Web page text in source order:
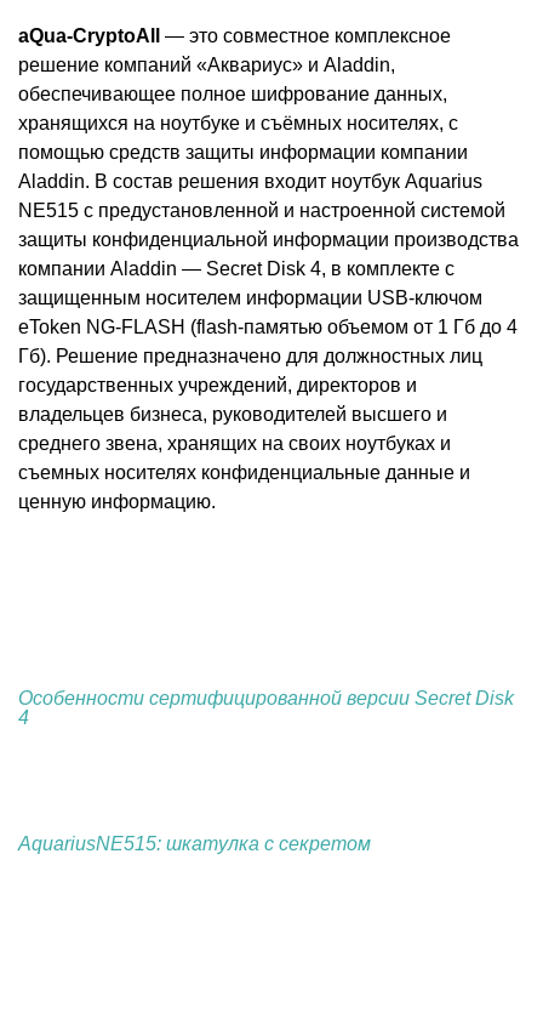
аQua-CryptoAll
— это совместное комплексное
решение компаний «Аквариус» и Aladdin,
обеспечивающее полное шифрование данных,
хранящихся на ноутбуке и съёмных носителях, с
помощью средств защиты информации компании
Aladdin. В состав решения входит ноутбук Aquarius
NE515 с предустановленной и настроенной системой
защиты конфиденциальной информации производства
компании Aladdin — Secret Disk 4, в комплекте с
защищенным носителем информации USB-ключом
eToken NG-FLASH (flash-памятью объемом от 1 Гб до 4
Гб). Решение предназначено для должностных лиц
государственных учреждений, директоров и
владельцев бизнеса, руководителей высшего и
среднего звена, хранящих на своих ноутбуках и
съемных носителях конфиденциальные данные и
ценную информацию.
Особенности сертифицированной версии Secret Disk
4
AquariusNE515: шкатулка с секретом